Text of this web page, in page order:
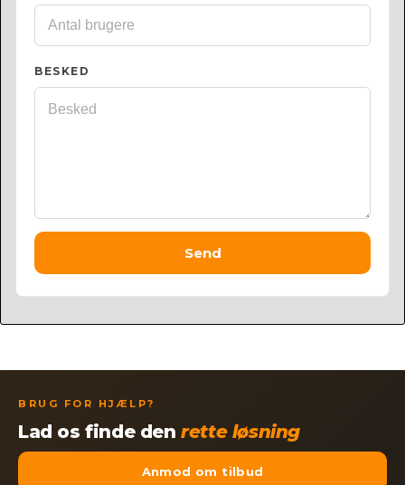
BESKED
Send
BRUG FOR HJÆLP?
Lad os finde denrette løsning
Anmod om tilbud